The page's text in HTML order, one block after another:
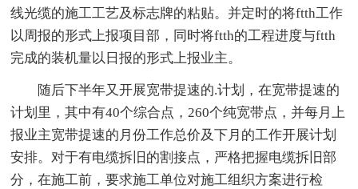
线光缆的施工工艺及标志牌的粘贴。并定时的将ftth工作
以周报的形式上报项目部，同时将ftth的工程进度与ftth
完成的装机量以日报的形式上报业主。
随后下半年又开展宽带提速的.计划，在宽带提速的
计划里，其中有40个综合点，260个纯宽带点，并每月上
报业主宽带提速的月份工作总价及下月的工作开展计划
安排。对于有电缆拆旧的割接点，严格把握电缆拆旧部
分，在施工前，要求施工单位对施工组织方案进行检